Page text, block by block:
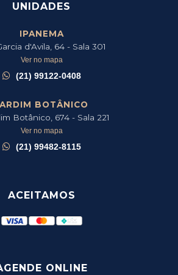
UNIDADES
IPANEMA
d'Avila, 64 - Sala 301
Ver no mapa
(21) 99122-0408
BOTÂNICO
Botânico, 674 - Sala 221
Ver no mapa
(21) 99482-8115
ACEITAMOS
ONLINE